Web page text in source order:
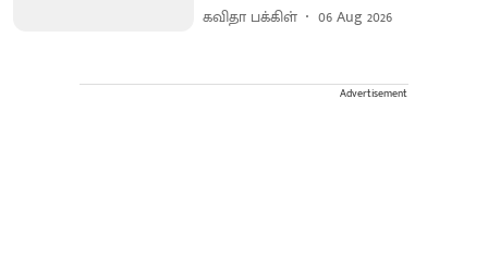
கவிதா பக்கிள் 06 Aug 2026
Advertisement